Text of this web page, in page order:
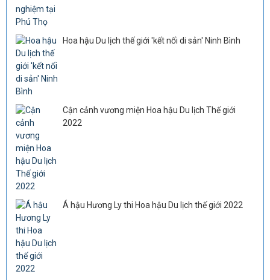
Hoa hậu Du lịch thế giới 'kết nối di sản' Ninh Bình
Cận cảnh vương miện Hoa hậu Du lịch Thế giới
2022
Á hậu Hương Ly thi Hoa hậu Du lịch thế giới 2022